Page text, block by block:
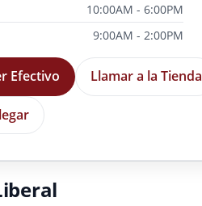
10:00AM - 6:00PM
9:00AM - 2:00PM
Efectivo Llamar a la Tienda